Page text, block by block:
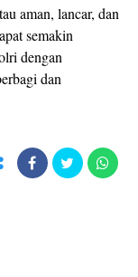
aman, lancar, dan
semakin
dengan
dan